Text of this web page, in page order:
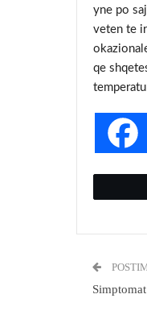
yne po
veten te
qe